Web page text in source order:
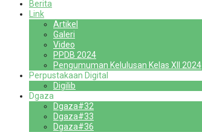
Berita
Link
Artikel
Galeri
Video
PPDB 2024
Pengumuman Kelulusan Kelas XII 2024
Perpustakaan Digital
Digilib
Dgaza
Dgaza#32
Dgaza#33
Dgaza#36